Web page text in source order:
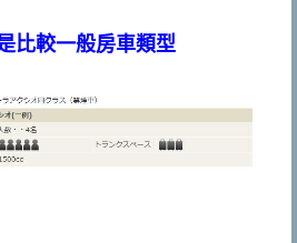
比較一般房車類型